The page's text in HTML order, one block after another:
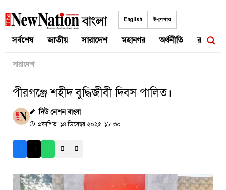
to
English ই-পেপার
সর্বশেষ জাতীয় সারাদেশ মহানগর অর্থনীতি রাজনীতি
সারাদেশ
পীরগঞ্জে শহীদ বুদ্ধিজীবী দিবস পালিত।
নিউ নেশন বাংলা
প্রকাশিত: ১৪ ডিসেম্বর ২০২৫, ১৮:৩০